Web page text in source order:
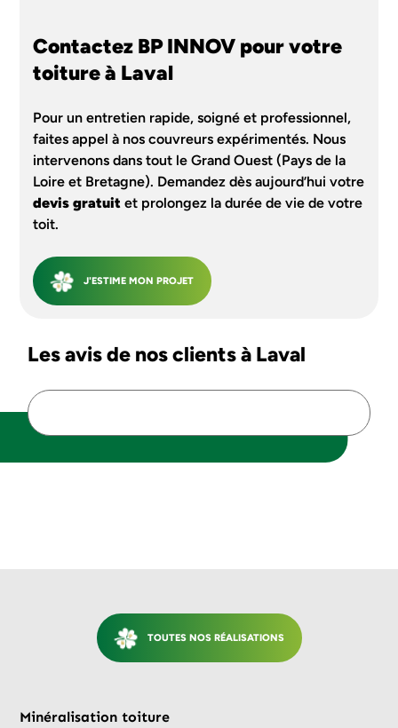
Contactez BP INNOV pour votre
toiture à Laval
Pour un entretien rapide, soigné et professionnel,
faites appel à nos couvreurs expérimentés. Nous
intervenons dans tout le Grand Ouest (Pays de la
Loire et Bretagne). Demandez dès aujourd’hui votre
devis gratuit et prolongez la durée de vie de votre
toit.
J'ESTIME MON PROJET
Les avis de nos clients à Laval
TOUTES NOS RÉALISATIONS
Minéralisation toiture